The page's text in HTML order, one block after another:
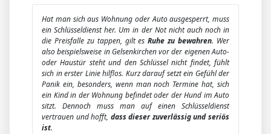
Hat man sich aus Wohnung oder Auto ausgesperrt, muss
ein Schlüsseldienst her. Um in der Not nicht auch noch in
die Preisfalle zu tappen, gilt esRuhe zu bewahren. Wer
also beispielsweise in Gelsenkirchen vor der eigenen Auto-
oder Haustür steht und den Schlüssel nicht findet, fühlt
sich in erster Linie hilflos. Kurz darauf setzt ein Gefühl der
Panik ein, besonders, wenn man noch Termine hat, sich
ein Kind in der Wohnung befindet oder der Hund im Auto
sitzt. Dennoch muss man auf einen Schlüsseldienst
vertrauen und hofft, dass dieser zuverlässig und seriös
ist.